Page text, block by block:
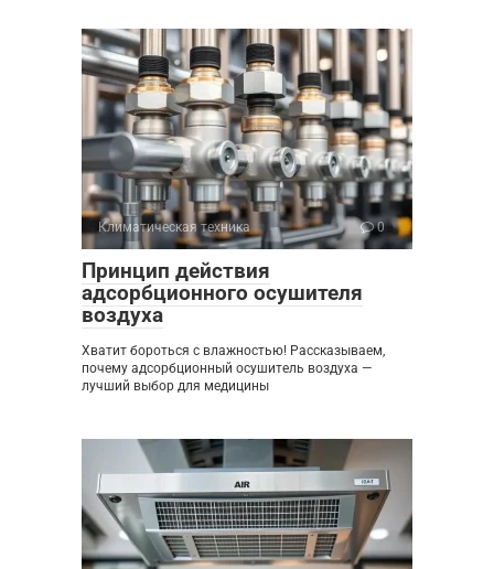
Климатическая техника 0
Принцип действия
адсорбционного осушителя
воздуха
Хватит бороться с влажностью! Рассказываем,
почему адсорбционный осушитель воздуха —
лучший выбор для медицины